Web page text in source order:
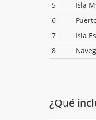
5
Isla
6
7
Isla
8
¿Qué